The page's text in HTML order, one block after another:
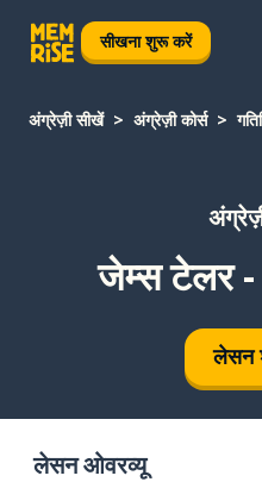
सीखना शुरू करें
अंग्रेज़ी सीखें अंग्रेज़ी कोर्स
जेम्स टेलर -
लेसन
लेसन ओवरव्यू